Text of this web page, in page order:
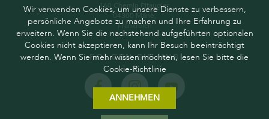
160 Chemin Pitaugier,
04300 Mane,
Frankreich
FOLGEN SIE UNS
Wir verwenden Cookies, um unsere Dienste zu verbessern,
persönliche Angebote zu machen und Ihre Erfahrung zu
erweitern. Wenn Sie die nachstehend aufgeführten optionalen
Cookies nicht akzeptieren, kann Ihr Besuch beeinträchtigt
werden. Wenn Sie mehr wissen möchten, lesen Sie bitte die
Cookie-Richtlinie
ANNEHMEN